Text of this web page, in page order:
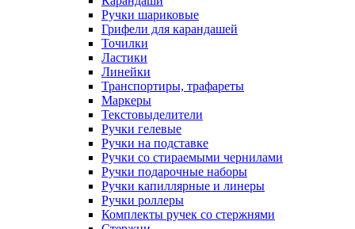
Ручки шариковые
Грифели для карандашей
Точилки
Ластики
Линейки
Транспортиры, трафареты
Маркеры
Текстовыделители
Ручки гелевые
Ручки на подставке
Ручки со стираемыми чернилами
Ручки подарочные наборы
Ручки капиллярные и линеры
Ручки роллеры
Комплекты ручек со стержнями